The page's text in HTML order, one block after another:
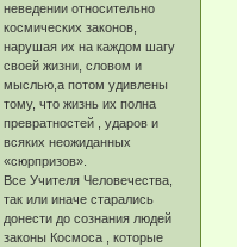
неведении относительно
космических законов,
нарушая их на каждом шагу
своей жизни, словом и
мыслью,а потом удивлены
тому, что жизнь их полна
превратностей , ударов и
всяких неожиданных
«сюрпризов».
Все Учителя Человечества,
так или иначе старались
донести до сознания людей
законы Космоса , которые